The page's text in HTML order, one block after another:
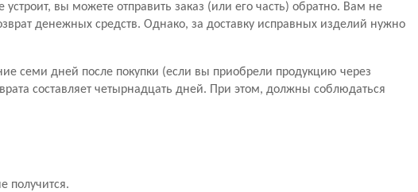
устроит, вы можете отправить заказ (или его часть) обратно. Вам не
денежных средств. Однако, за доставку исправных изделий нужно
семи дней после покупки (если вы приобрели продукцию через
составляет четырнадцать дней. При этом, должны соблюдаться
получится.